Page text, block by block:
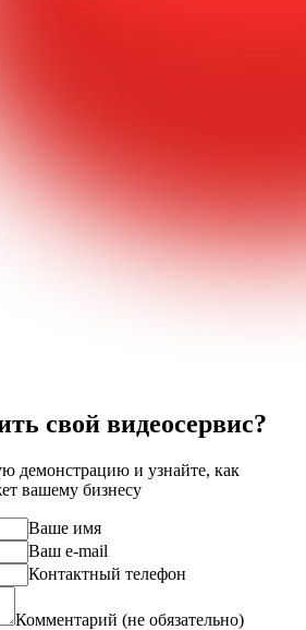
свой видеосервис?
демонстрацию и узнайте, как
вашему бизнесу
Ваше имя
Ваш e-mail
Контактный телефон
Комментарий (не обязательно)